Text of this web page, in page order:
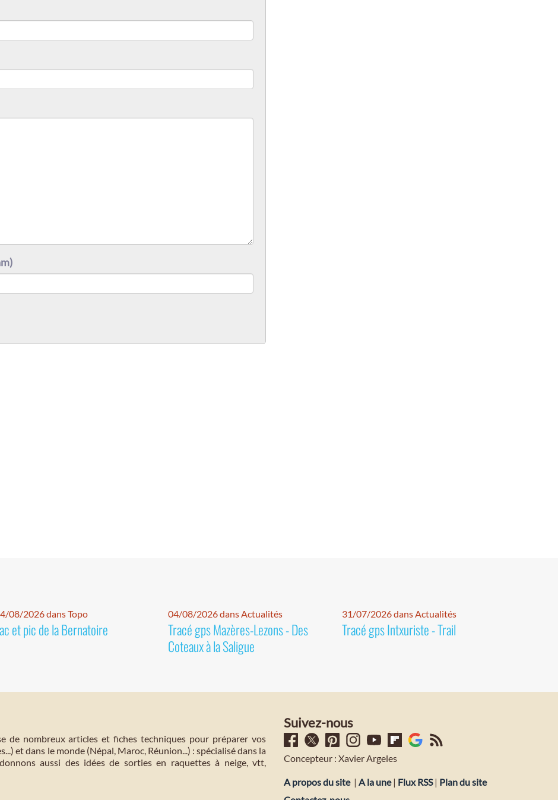
08/2026 dans Topo
et pic de la Bernatoire
04/08/2026 dans Actualités
Tracé gps Mazères-Lezons - Des
Coteaux à la Saligue
31/07/2026 dans Actualités
Tracé gps Intxuriste - Trail
de nombreux articles et fiches techniques pour préparer vos
et dans le monde (Népal, Maroc, Réunion...) : spécialisé dans la
aussi des idées de sorties en raquettes à neige, vtt,
Suivez-nous
Concepteur : Xavier Argeles
A propos du site | A la une| Flux RSS| Plan du site